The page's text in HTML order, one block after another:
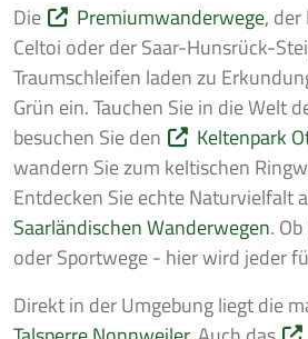
Die
Premiumwanderwege, der
Celtoi oder der Saar-Hunsrück-
Traumschleifen laden zu
Grün ein. Tauchen Sie in die Welt
besuchen Sie den
Keltenpark
wandern Sie zum keltischen
Entdecken Sie echte Naturvielfalt
Saarländischen Wanderwegen.
oder Sportwege - hier wird jeder
Direkt in der Umgebung liegt die